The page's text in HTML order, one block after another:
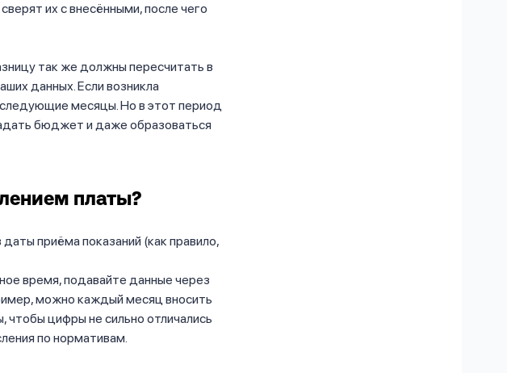
их с внесёнными, после чего
так же должны пересчитать в
данных. Если возникла
следующие месяцы. Но в этот период
бюджет и даже образоваться
платы?
приёма показаний (как правило,
время, подавайте данные через
можно каждый месяц вносить
цифры не сильно отличались
по нормативам.